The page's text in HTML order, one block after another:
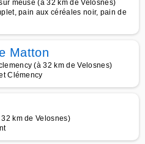
meuse (à 32 km de Velosnes)
pain aux céréales noir, pain de
Matton
(à 32 km de Velosnes)
Clémency
km de Velosnes)